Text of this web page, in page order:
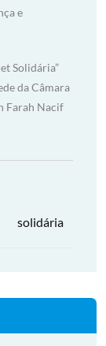
e
Solidária”
da Câmara
Farah Nacif
solidária